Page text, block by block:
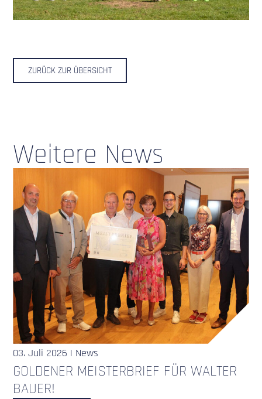
ZURÜCK ZUR ÜBERSICHT
Weitere News
03. Juli 2026 | News
GOLDENER MEISTERBRIEF FÜR WALTER
BAUER!